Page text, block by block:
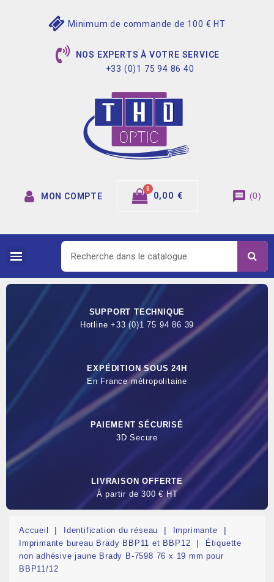
Minimum de commande de 100 € HT
NOS EXPERTS À VOTRE SERVICE
+33 (0)1 75 94 86 40
MON COMPTE 0,00 € message (0)
SUPPORT TECHNIQUE
Hotline +33 (0)1 75 94 86 39
EXPÉDITION SOUS 24H
En France métropolitaine
PAIEMENT SÉCURISÉ
3D Secure
LIVRAISON OFFERTE
À partir de 300 € HT
Accueil Identification du réseau
Imprimante
Imprimante bureau Brady BBP11 et BBP12
Étiquette
non adhésive jaune Brady B-7598 76 x 19 mm pour
BBP11/12